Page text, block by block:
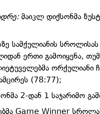
მაიკლ დიქსონმა
სამქულიანის
ერთი გამოიყენა,
ორქულიანი
(78:77);
2-დან 1 საჯარიმო
Game Winner სროლა